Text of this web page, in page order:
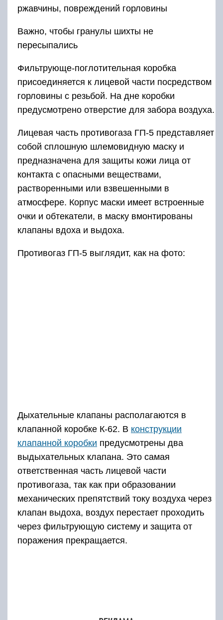
ржавчины, повреждений горловины
Важно, чтобы гранулы шихты не
пересыпались
Фильтрующе-поглотительная коробка
присоединяется к лицевой части посредством
горловины с резьбой. На дне коробки
предусмотрено отверстие для забора воздуха.
Лицевая часть противогаза ГП-5 представляет
собой сплошную шлемовидную маску и
предназначена для защиты кожи лица от
контакта с опасными веществами,
растворенными или взвешенными в
атмосфере. Корпус маски имеет встроенные
очки и обтекатели, в маску вмонтированы
клапаны вдоха и выдоха.
Противогаз ГП-5 выглядит, как на фото:
Дыхательные клапаны располагаются в
клапанной коробке К-62. В конструкции
клапанной коробки предусмотрены два
выдыхательных клапана. Это самая
ответственная часть лицевой части
противогаза, так как при образовании
механических препятствий току воздуха через
клапан выдоха, воздух перестает проходить
через фильтрующую систему и защита от
поражения прекращается.